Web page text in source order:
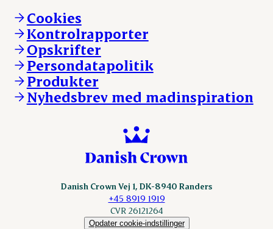
Vores resultater
Vores lokationer
Kontakt
Andelsejere - kreatur
Danishcrownprofessional.com
DAT-Schaub.com
ESS-FOOD.com
Fonden Dansk Gastronomi
KLS.se
nordicspoor.com
Scanhide.dk
Cookies
Kontrolrapporter
Opskrifter
Persondatapolitik
Produkter
Nyhedsbrev med madinspiration
Danish Crown Vej 1, DK-8940 Randers
+45 8919 1919
CVR 26121264
Opdater cookie-indstillinger